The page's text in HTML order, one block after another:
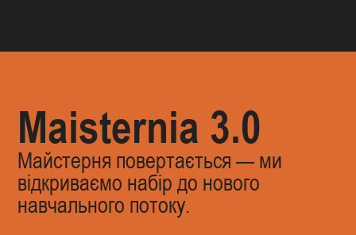
Maisternia 3.0
Майстерня повертається — ми
відкриваємо набір до нового
навчального потоку.